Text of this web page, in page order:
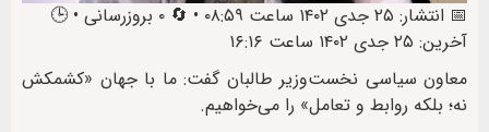
📅 انتشار: ۲۵ جدی ۱۴۰۲ ساعت ۰۸:۵۹ • 🔄 ۰ بروزرسانی • 🕒
آخرین: ۲۵ جدی ۱۴۰۲ ساعت ۱۶:۱۶
معاون سیاسی نخست‌وزیر طالبان گفت: ما با جهان «کشمکش
نه؛ بلکه روابط و تعامل» را می‌خواهیم.